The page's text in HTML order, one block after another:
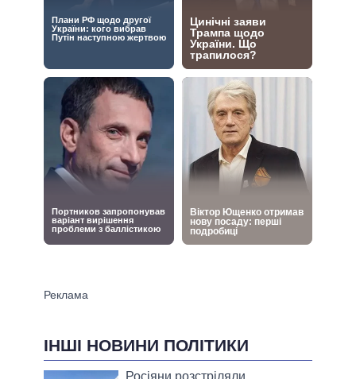
ІНШІ НОВИНИ ПОЛІТИКИ
Росіяни розстріляли